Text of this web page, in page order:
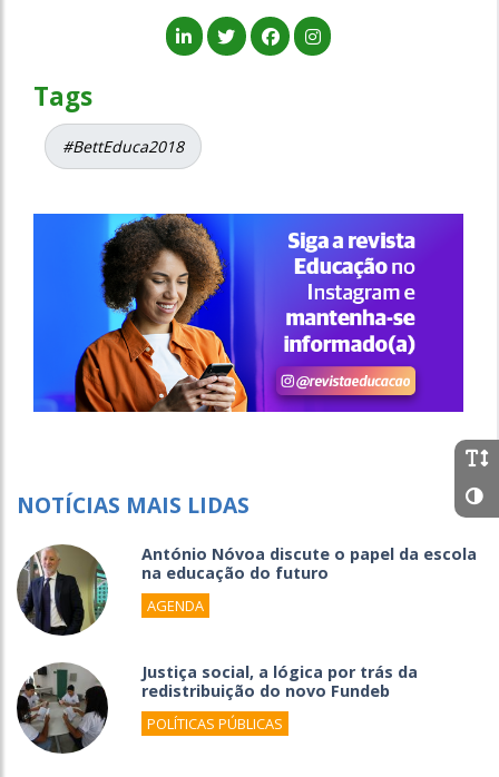
Tags
#BettEduca2018
NOTÍCIAS MAIS LIDAS
António Nóvoa discute o papel da escola
na educação do futuro
AGENDA
Justiça social, a lógica por trás da
redistribuição do novo Fundeb
POLÍTICAS PÚBLICAS